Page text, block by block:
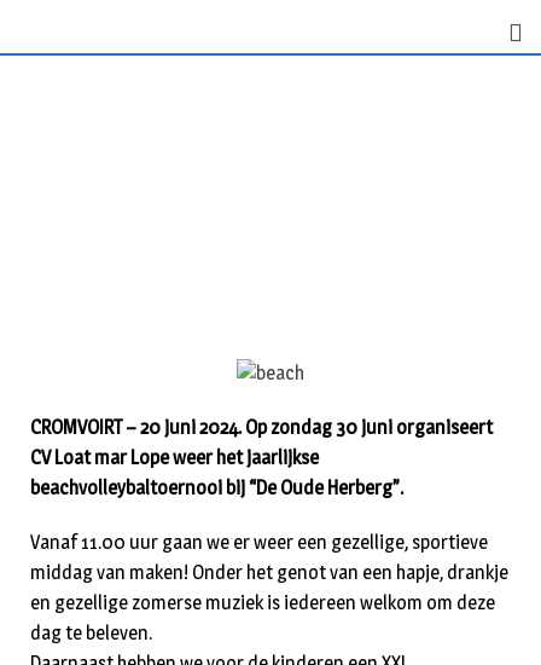
CROMVOIRT – 20 juni 2024. Op zondag 30 juni organiseert
CV Loat mar Lope weer het jaarlijkse
beachvolleybaltoernooi bij “De Oude Herberg”.
Vanaf 11.00 uur gaan we er weer een gezellige, sportieve
middag van maken! Onder het genot van een hapje, drankje
en gezellige zomerse muziek is iedereen welkom om deze
dag te beleven.